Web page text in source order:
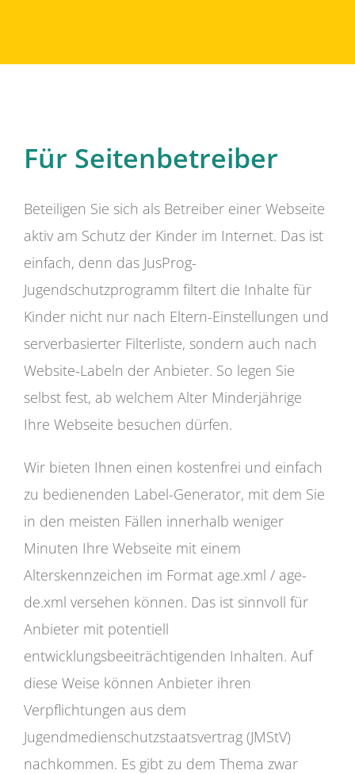
Für Seitenbetreiber
Beteiligen Sie sich als Betreiber einer Webseite
aktiv am Schutz der Kinder im Internet. Das ist
einfach, denn das JusProg-
Jugendschutzprogramm filtert die Inhalte für
Kinder nicht nur nach Eltern-Einstellungen und
serverbasierter Filterliste, sondern auch nach
Website-Labeln der Anbieter. So legen Sie
selbst fest, ab welchem Alter Minderjährige
Ihre Webseite besuchen dürfen.
Wir bieten Ihnen einen kostenfrei und einfach
zu bedienenden Label-Generator, mit dem Sie
in den meisten Fällen innerhalb weniger
Minuten Ihre Webseite mit einem
Alterskennzeichen im Format age.xml / age-
de.xml versehen können. Das ist sinnvoll für
Anbieter mit potentiell
entwicklungsbeeiträchtigenden Inhalten. Auf
diese Weise können Anbieter ihren
Verpflichtungen aus dem
Jugendmedienschutzstaatsvertrag (JMStV)
nachkommen. Es gibt zu dem Thema zwar